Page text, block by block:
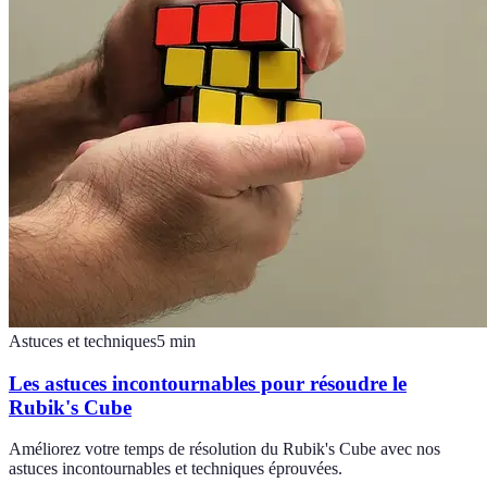
Astuces et techniques5 min
Les astuces incontournables pour résoudre le
Rubik's Cube
Améliorez votre temps de résolution du Rubik's Cube avec nos
astuces incontournables et techniques éprouvées.